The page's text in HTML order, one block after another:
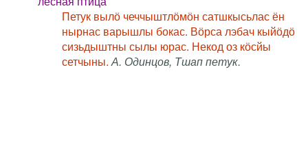
Петук вылӧ чеччыштлӧмӧн сатшкысьлас ён
нырнас варышлы бокас. Вӧрса лэбач кыйӧдӧ
сизьдыштны сылы юрас. Некод оз кӧсйы
сетчыны.А. Одинцов, Тшап петук.